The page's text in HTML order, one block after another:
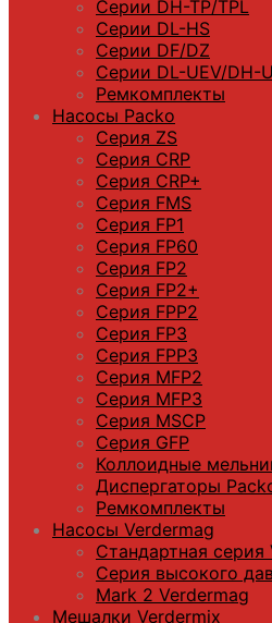
Серии DН-ТP/ТPL
Серии DL-HS
Серии DF/DZ
Серии DL-UEV/DH-
Ремкомплекты
Насосы Packo
Серия ZS
Серия CRP
Серия CRP+
Серия FMS
Серия FP1
Серия FP60
Серия FP2
Серия FP2+
Серия FPP2
Серия FP3
Серия FPP3
Серия МFP2
Серия МFP3
Серия MSCP
Серия GFP
Коллоидные
Диспергаторы
Ремкомплекты
Насосы Verdermag
Стандартная серия
Серия высокого
Mark 2 Verdermag
Мешалки Verdermix